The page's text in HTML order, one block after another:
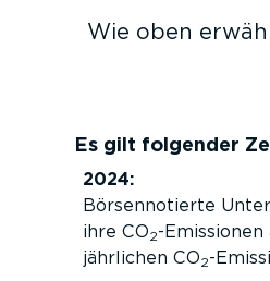
Wie oben
Es gilt folgender
2024:
Börsen­no­tierte
ihre CO2-
jährlichen CO2-